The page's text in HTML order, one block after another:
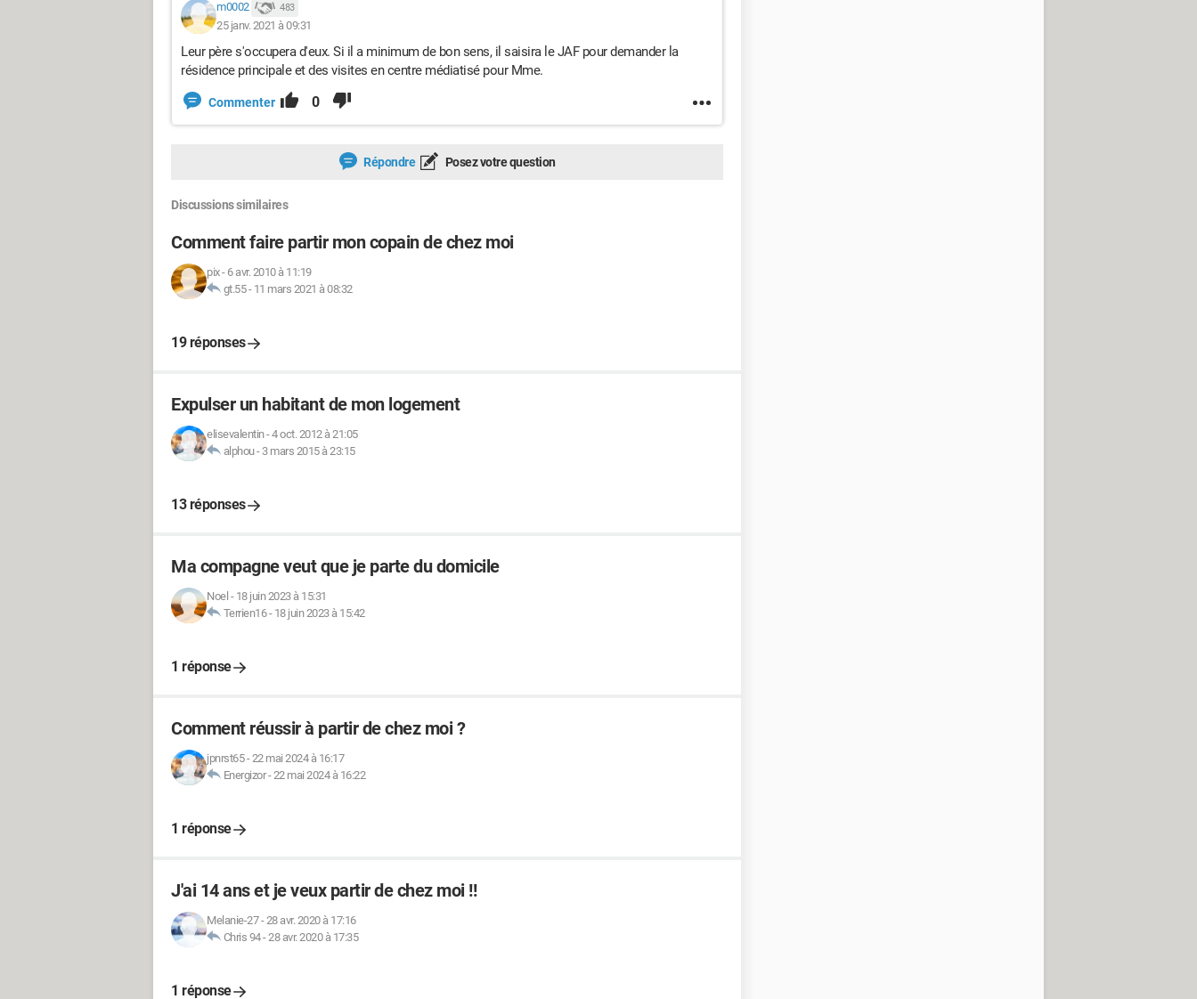
m0002 483
25 janv. 2021 à 09:31
Leur père s'occupera d'eux. Si il a minimum de bon sens, il saisira le JAF pour demander la
résidence principale et des visites en centre médiatisé pour Mme.
Commenter 0
Répondre Posez votre question
Discussions similaires
Comment faire partir mon copain de chez moi
pix- 6 avr. 2010 à 11:19
gt.55- 11 mars 2021 à 08:32
19 réponses
Expulser un habitant de mon logement
elisevalentin-4 oct. 2012 à 21:05
alphou- 3 mars 2015 à 23:15
13 réponses
Ma compagne veut que je parte du domicile
Noel - 18 juin 2023 à 15:31
Terrien16- 18 juin 2023 à 15:42
1 réponse
Comment réussir à partir de chez moi ?
jpnrst65-22 mai 2024 à 16:17
Energizor-22 mai 2024 à 16:22
1 réponse
J'ai 14 ans et je veux partir de chez moi !!
Melanie-27-28 avr. 2020 à 17:16
Chris 94-28 avr. 2020 à 17:35
1 réponse